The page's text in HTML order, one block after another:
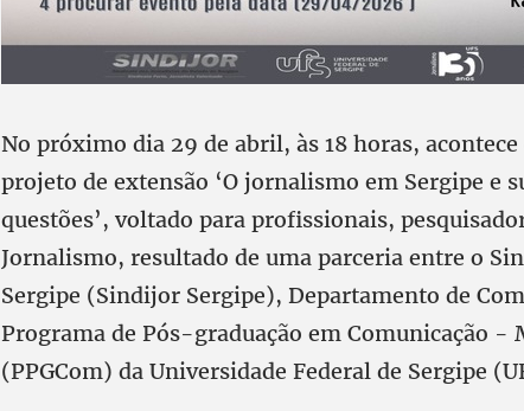
No próximo dia 29 de abril, às 18 horas,
projeto de extensão ‘O jornalismo em Sergipe e
questões’, voltado para profissionais,
Jornalismo, resultado de uma parceria entre o
Sergipe (Sindijor Sergipe), Departamento de
Programa de Pós-graduação em Comunicação -
(PPGCom) da Universidade Federal de Sergipe